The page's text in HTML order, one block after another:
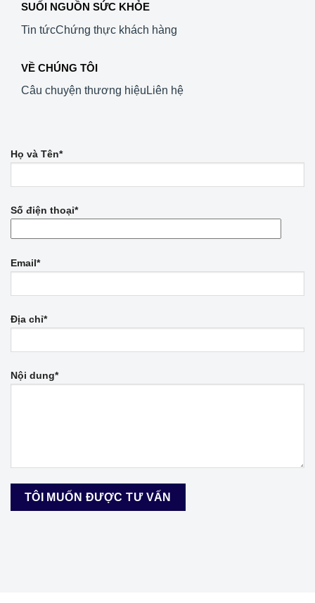
SUỐI NGUỒN SỨC KHỎE
Tin tứcChứng thực khách hàng
VỀ CHÚNG TÔI
Câu chuyện thương hiệuLiên hệ
Họ và Tên*
Số điện thoại*
Email*
Địa chỉ*
Nội dung*